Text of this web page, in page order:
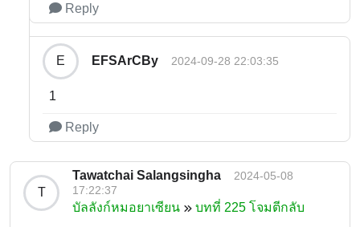
Reply
E EFSArCBy 2024-09-28 22:03:35
1
Reply
T
Tawatchai Salangsingha
2024-05-08
17:22:37
บัลลังก์หมอยาเซียน บทที่ 225 โจมตีกลับ